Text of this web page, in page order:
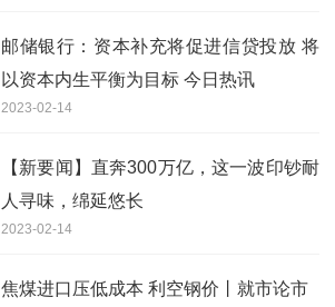
邮储银行：资本补充将促进信贷投放 将
以资本内生平衡为目标 今日热讯
2023-02-14
【新要闻】直奔300万亿，这一波印钞耐
人寻味，绵延悠长
2023-02-14
焦煤进口压低成本 利空钢价丨就市论市